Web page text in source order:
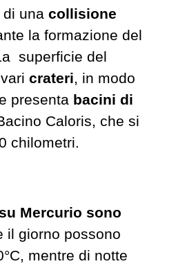
di unacollisione
la formazione del
superficie del
crateri, in modo
presenta bacini di
Caloris, che si
chilometri.
Mercurio sono
il giorno possono
mentre di notte